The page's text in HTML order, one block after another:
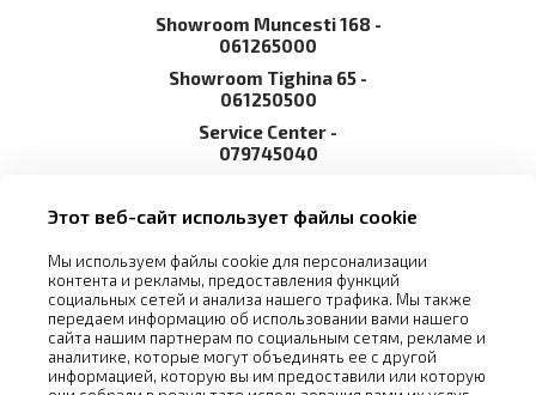
Showroom Muncesti 168 -
061265000
Showroom Tighina 65 -
061250500
Service Сenter -
079745040
Молдова, Кишинев, 2002,
ул. Мунчештская 168
Этот веб-сайт использует файлы cookie
Мы используем файлы cookie для персонализации
контента и рекламы, предоставления функций
социальных сетей и анализа нашего трафика. Мы также
передаем информацию об использовании вами нашего
сайта нашим партнерам по социальным сетям, рекламе и
аналитике, которые могут объединять ее с другой
информацией, которую вы им предоставили или которую